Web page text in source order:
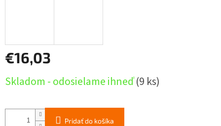
€16,03
cena:
Skladom - odosielame ihneď(9 ks)
Pridať do košíka